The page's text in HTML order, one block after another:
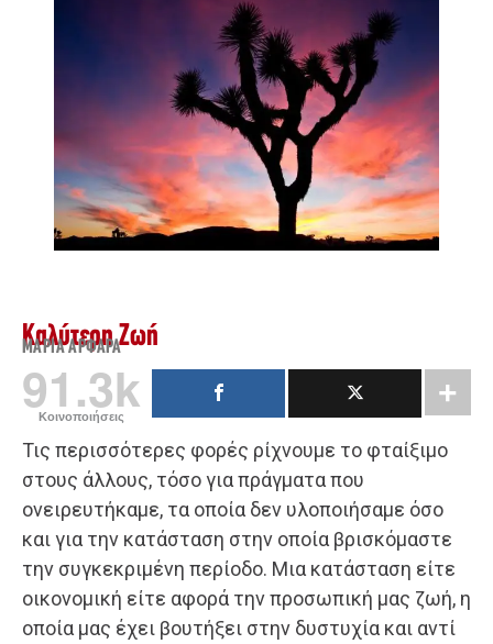
Καλύτερη Ζωή
ΜΑΡΊΑ ΑΡΦΑΡΆ
91.3k
Κοινοποιήσεις
Τις περισσότερες φορές ρίχνουμε το φταίξιμο
στους άλλους, τόσο για πράγματα που
ονειρευτήκαμε, τα οποία δεν υλοποιήσαμε όσο
και για την κατάσταση στην οποία βρισκόμαστε
την συγκεκριμένη περίοδο. Μια κατάσταση είτε
οικονομική είτε αφορά την προσωπική μας ζωή, η
οποία μας έχει βουτήξει στην δυστυχία και αντί